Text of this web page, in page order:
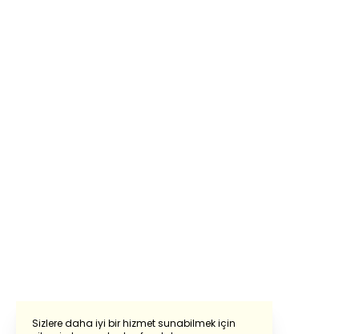
Sizlere daha iyi bir hizmet sunabilmek için